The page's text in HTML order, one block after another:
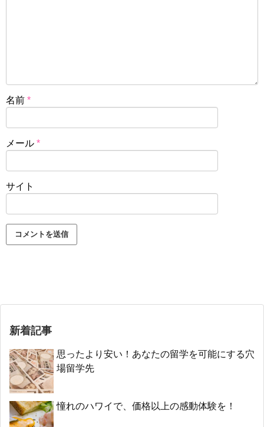
名前 *
メール *
サイト
新着記事
思ったより安い！あなたの留学を可能にする穴
場留学先
憧れのハワイで、価格以上の感動体験を！